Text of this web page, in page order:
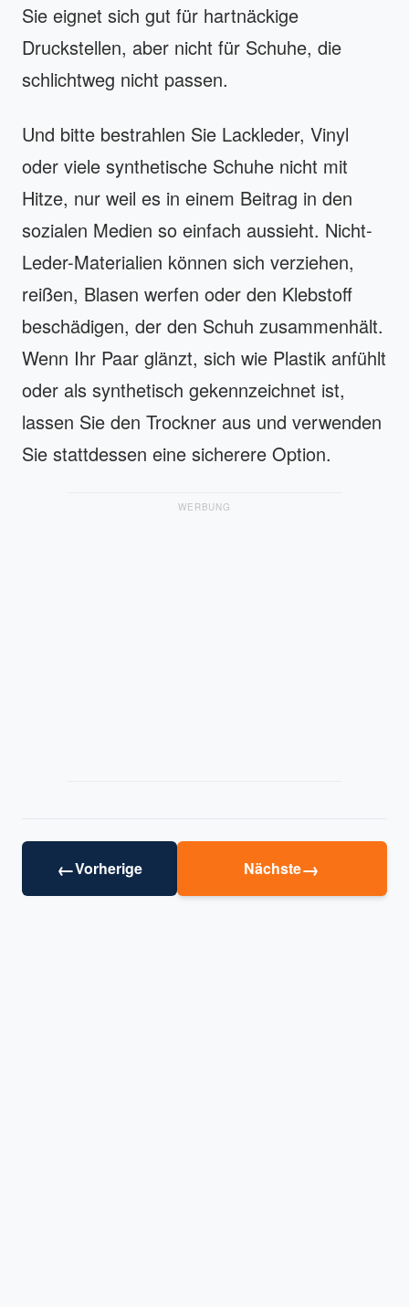
Sie eignet sich gut für hartnäckige
Druckstellen, aber nicht für Schuhe, die
schlichtweg nicht passen.
Und bitte bestrahlen Sie Lackleder, Vinyl
oder viele synthetische Schuhe nicht mit
Hitze, nur weil es in einem Beitrag in den
sozialen Medien so einfach aussieht. Nicht-
Leder-Materialien können sich verziehen,
reißen, Blasen werfen oder den Klebstoff
beschädigen, der den Schuh zusammenhält.
Wenn Ihr Paar glänzt, sich wie Plastik anfühlt
oder als synthetisch gekennzeichnet ist,
lassen Sie den Trockner aus und verwenden
Sie stattdessen eine sicherere Option.
WERBUNG
←Vorherige Nächste→